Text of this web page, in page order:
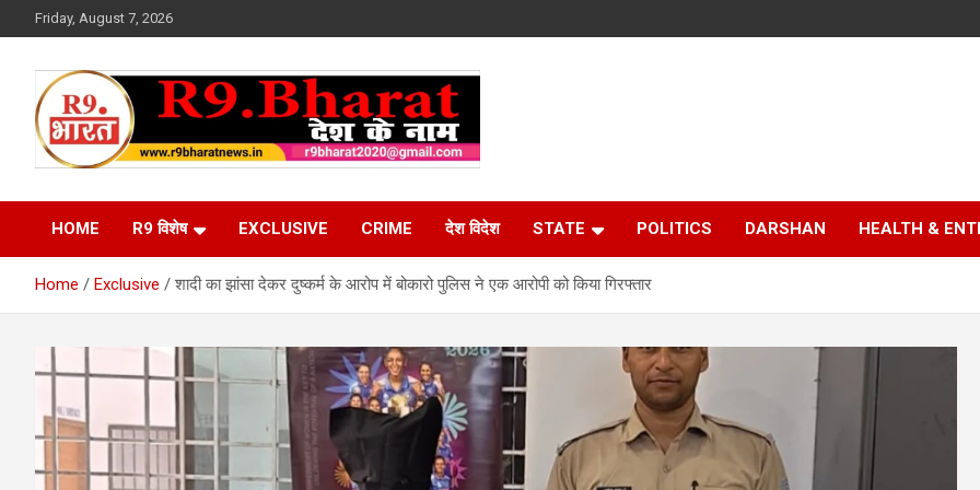
to
Friday, August 7, 2026
R9 Bharat News
HOME R9 विशेष EXCLUSIVE CRIME देश विदेश STATE POLITICS DARSHAN HEALTH &
Home Exclusive शादी का झांसा देकर दुष्कर्म के आरोप में बोकारो पुलिस ने एक आरोपी को किया गिरफ्तार